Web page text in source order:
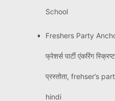
School
Freshers Party
फ्रेशर्स पार्टी एंकरिंग
प्रस्तोता, frehser’s
hindi